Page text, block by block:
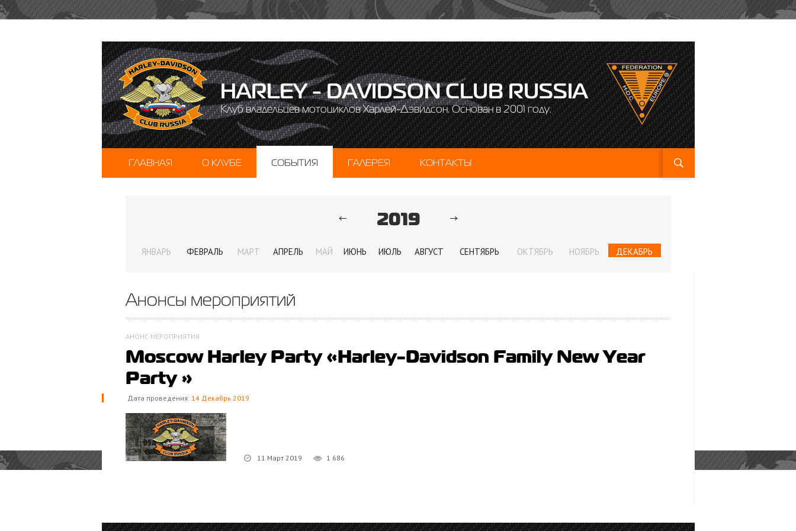
HARLEY - DAVIDSON CLUB RUSSIA
Клуб владельцев мотоциклов Харлей-Дэвидсон. Основан в 2001 году.
ГЛАВНАЯ О КЛУБЕ СОБЫТИЯ ГАЛЕРЕЯ КОНТАКТЫ
2019
ЯНВАРЬ ФЕВРАЛЬ МАРТ АПРЕЛЬ МАЙ ИЮНЬ ИЮЛЬ АВГУСТ СЕНТЯБРЬ ОКТЯБРЬ НОЯБРЬ ДЕКАБРЬ
Анонсы мероприятий
АНОНС МЕРОПРИЯТИЯ
Moscow Harley Party «Harley-Davidson Family New Year
Party »
Дата проведения: 14 Декабрь 2019
11 Март 2019 1 686